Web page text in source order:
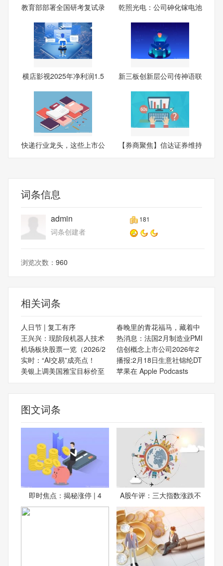
教育部部署全国研考复试录
乾照光电：公司砷化镓电池
横店影视2025年净利润1.5
新三板创新层公司传神语联
快递行业龙头，这些上市公
【券商聚焦】信达证券维持
词条信息
admin 181
词条创建者
浏览次数： 960
相关词条
人日节 | 复工有序
春晚里的青花福马，藏着中
王兴兴：现阶段机器人技术
热消息：法国2月制造业PMI
机场板块股票一览（2026/2
信创概念上市公司2026年2
实时：“AI交易”成亮点！
播报:2月18日生意社锦纶DT
美银上调美国雅宝目标价至
苹果在 Apple Podcasts
图文词条
即时焦点：揭秘涨停 | 4 A股午评：三大指数涨跌不